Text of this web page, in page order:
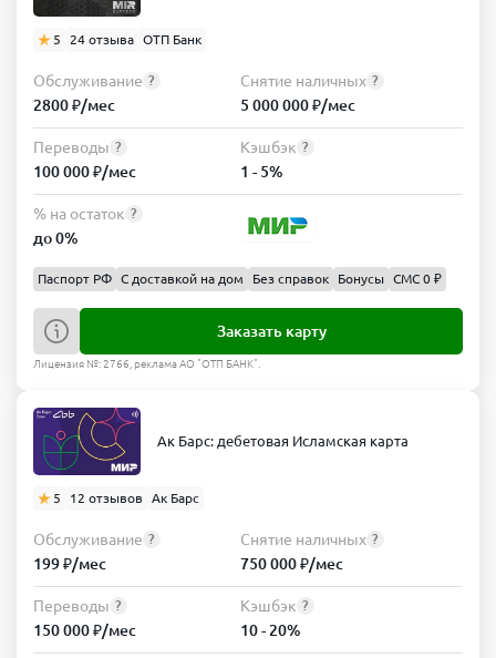
5 24 отзыва ОТП Банк
Обслуживание ?
2800 ₽/мес
Снятие наличных ?
5 000 000 ₽/мес
Переводы ?
100 000 ₽/мес
Кэшбэк ?
1 - 5%
% на остаток ?
до 0%
Паспорт РФ С доставкой на дом Без справок Бонусы СМС 0 ₽
Заказать карту
Лицензия №: 2766, реклама АО "ОТП БАНК".
Ак Барс: дебетовая Исламская карта
5 12 отзывов Ак Барс
Обслуживание ?
199 ₽/мес
Снятие наличных ?
750 000 ₽/мес
Переводы ?
150 000 ₽/мес
Кэшбэк ?
10 - 20%